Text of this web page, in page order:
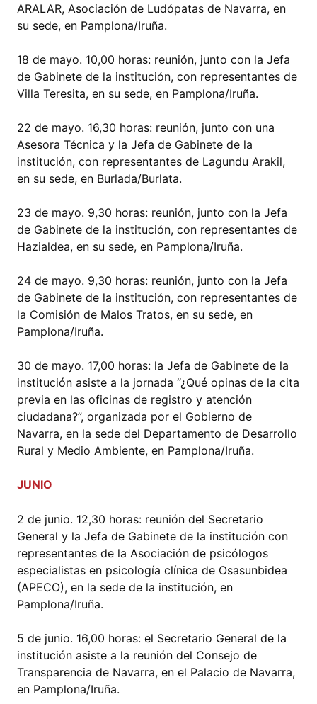
ARALAR, Asociación de Ludópatas de Navarra, en
su sede, en Pamplona/Iruña.
18 de mayo. 10,00 horas: reunión, junto con la Jefa
de Gabinete de la institución, con representantes de
Villa Teresita, en su sede, en Pamplona/Iruña.
22 de mayo. 16,30 horas: reunión, junto con una
Asesora Técnica y la Jefa de Gabinete de la
institución, con representantes de Lagundu Arakil,
en su sede, en Burlada/Burlata.
23 de mayo. 9,30 horas: reunión, junto con la Jefa
de Gabinete de la institución, con representantes de
Hazialdea, en su sede, en Pamplona/Iruña.
24 de mayo. 9,30 horas: reunión, junto con la Jefa
de Gabinete de la institución, con representantes de
la Comisión de Malos Tratos, en su sede, en
Pamplona/Iruña.
30 de mayo. 17,00 horas: la Jefa de Gabinete de la
institución asiste a la jornada “¿Qué opinas de la cita
previa en las oficinas de registro y atención
ciudadana?”, organizada por el Gobierno de
Navarra, en la sede del Departamento de Desarrollo
Rural y Medio Ambiente, en Pamplona/Iruña.
JUNIO
2 de junio. 12,30 horas: reunión del Secretario
General y la Jefa de Gabinete de la institución con
representantes de la Asociación de psicólogos
especialistas en psicología clínica de Osasunbidea
(APECO), en la sede de la institución, en
Pamplona/Iruña.
5 de junio. 16,00 horas: el Secretario General de la
institución asiste a la reunión del Consejo de
Transparencia de Navarra, en el Palacio de Navarra,
en Pamplona/Iruña.